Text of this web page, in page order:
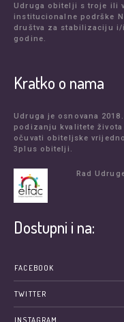
Udruga obitelji s troje ili
institucionalne podrške
društva za stabilizaciju i/
godine.
Kratko o nama
Udruga je osnovana
podizanju kvalitete
očuvati obiteljske
3plus obitelji.
Rad
Dostupni i na:
FACEBOOK
TWITTER
INSTAGRAM